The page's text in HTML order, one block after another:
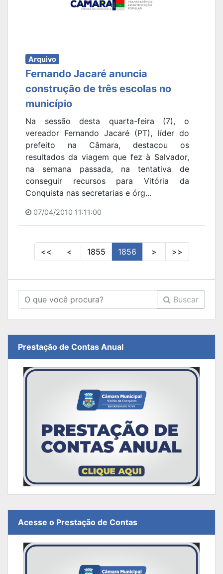
Arquivo
Fernando Jacaré anuncia
construção de três escolas no
município
Na sessão desta quarta-feira (7), o
vereador Fernando Jacaré (PT), líder do
prefeito na Câmara, destacou os
resultados da viagem que fez à Salvador,
na semana passada, na tentativa de
conseguir recursos para Vitória da
Conquista nas secretarias e órg...
07/04/2010 11:11:00
<< < 1855 1856 > >>
Buscar
Prestação de Contas Anual
Acesse o Prestação de Contas